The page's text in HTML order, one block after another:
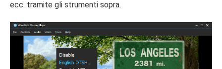
ecc. tramite gli strumenti sopra.